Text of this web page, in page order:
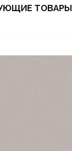
ТОВАРЫ